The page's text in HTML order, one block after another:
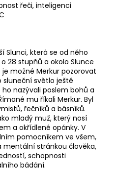
řeči, inteligenci
Slunci, která se od něho
28 stupňů a okolo Slunce
možné Merkur pozorovat
sluneční světlo ještě
ho nazývali poslem bohů a
mu říkali Merkur. Byl
řečníků a básníků.
mladý muž, který nosí
a okřídlené opánky. V
pomocníkem ve všem,
stránkou člověka,
schopnosti
bádání.